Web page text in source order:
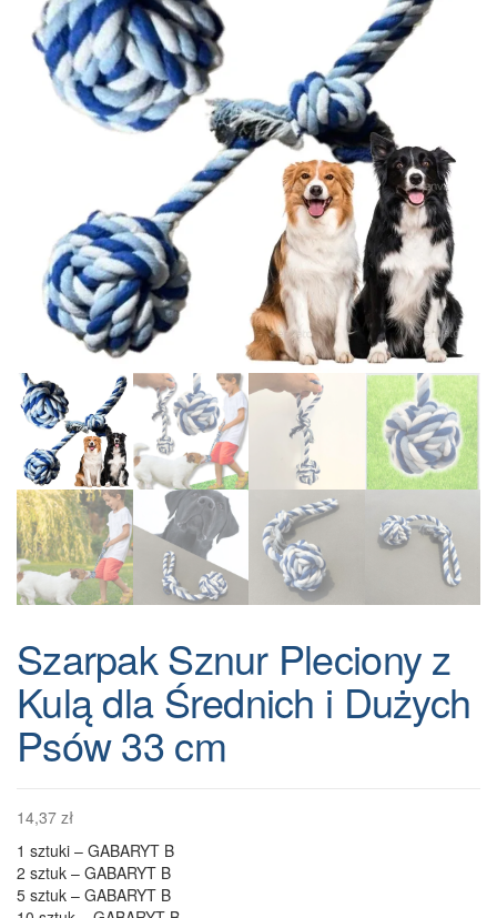
Szarpak Sznur Pleciony z
Kulą dla Średnich i Dużych
Psów 33 cm
14,37 zł
1 sztuki – GABARYT B
2 sztuk – GABARYT B
5 sztuk – GABARYT B